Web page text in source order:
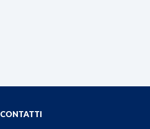
CONTATTI